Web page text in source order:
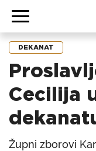
DEKANAT
Cecilija
Župni zborovi